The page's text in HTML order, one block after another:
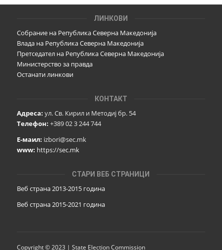
ЛИНКОВИ
Собрание на Република Северна Македонија
Влада на Република Северна Македонија
Претседател на Република Северна Македонија
Министерство за правда
Останати линкови
КОНТАКТ
Адреса: ул. Св. Кирил и Методиј бр. 54
Телефон: +389 02 3 244 744
Е-маил: izbori@sec.mk
www: https://sec.mk
СТАРИ ВЕБ СТРАНИЦИ
Веб страна 2013-2015 година
Веб страна 2015-2021 година
Copyright © 2023 | State Election Commission